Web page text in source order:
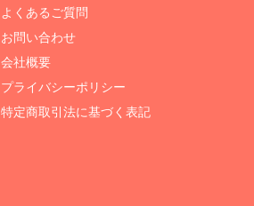
よくあるご質問
お問い合わせ
会社概要
プライバシーポリシー
特定商取引法に基づく表記